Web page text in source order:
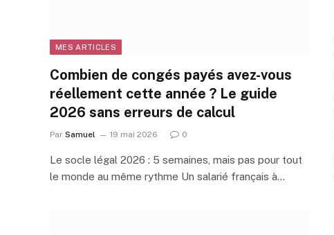
MES ARTICLES
Combien de congés payés avez-vous
réellement cette année ? Le guide
2026 sans erreurs de calcul
Par Samuel 19 mai 2026 0
Le socle légal 2026 : 5 semaines, mais pas pour tout
le monde au même rythme Un salarié français à…